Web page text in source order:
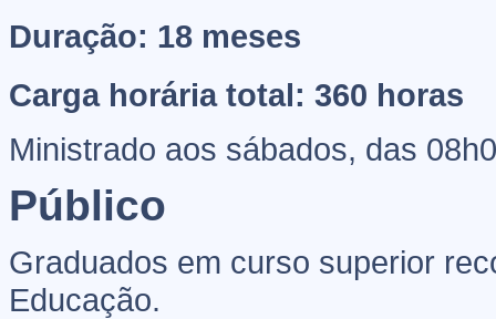
Duração: 18 meses
Carga horária total: 360 horas
Ministrado aos sábados, das
Público
Graduados em curso superior
Educação.